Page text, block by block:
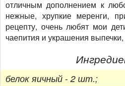
отличным дополнением к
нежные, хрупкие меренги,
рецепту, очень любят мои
чаепития и украшения
белок яичный - 2 шт.;